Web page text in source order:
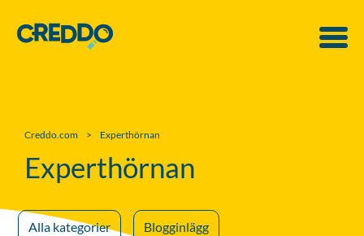
Creddo.com > Experthörnan
Experthörnan
Alla kategorier Blogginlägg